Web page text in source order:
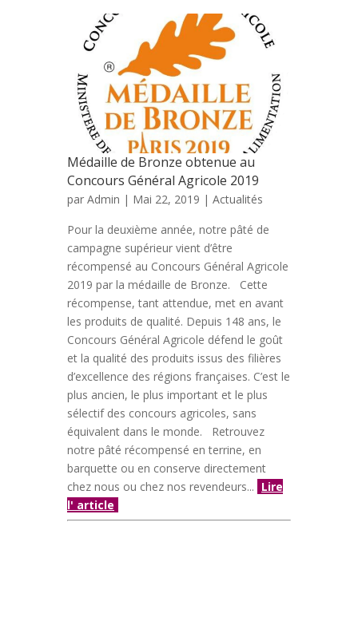
Médaille de Bronze obtenue au
Concours Général Agricole 2019
par Admin | Mai 22, 2019 | Actualités
Pour la deuxième année, notre pâté de
campagne supérieur vient d’être
récompensé au Concours Général Agricole
2019 par la médaille de Bronze. Cette
récompense, tant attendue, met en avant
les produits de qualité. Depuis 148 ans, le
Concours Général Agricole défend le goût
et la qualité des produits issus des filières
d’excellence des régions françaises. C’est le
plus ancien, le plus important et le plus
sélectif des concours agricoles, sans
équivalent dans le monde. Retrouvez
notre pâté récompensé en terrine, en
barquette ou en conserve directement
chez nous ou chez nos revendeurs... Lire
l' article